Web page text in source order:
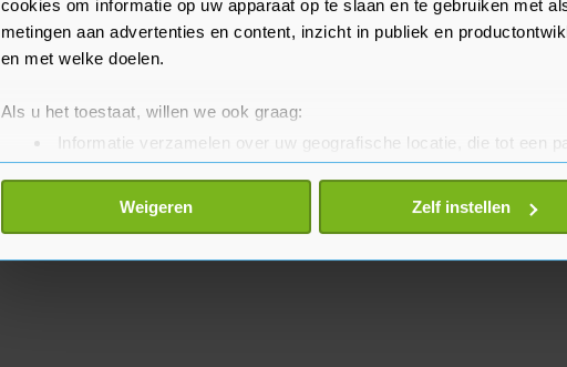
cookies om informatie op uw apparaat op te slaan en te gebruiken met
metingen aan advertenties en content, inzicht in publiek en
en met welke doelen.
Als u het toestaat, willen we ook graag:
Informatie verzamelen over uw geografische locatie, die tot een
Uw apparaat identificeren door het actief te scannen op
Lees meer over hoe uw persoonlijke gegevens worden verwerkt en stel
toestemming op elk moment wijzigen of intrekken in de Cookieverklaring.
Weigeren Zelf instellen